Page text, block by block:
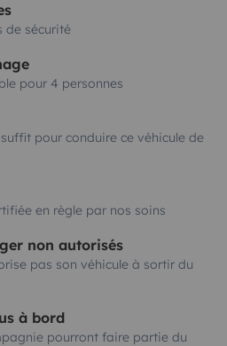
de sécurité
pour 4 personnes
pour conduire ce véhicule de
en règle par nos soins
non autorisés
pas son véhicule à sortir du
à bord
pourront faire partie du